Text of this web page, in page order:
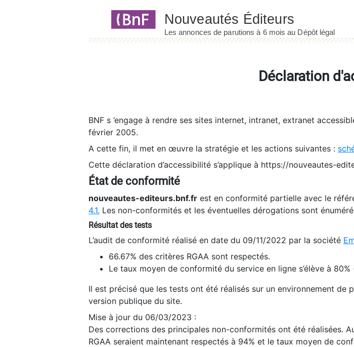
Déclaration
BNF s ’engage à rendre ses sites internet, intranet, extranet
février 2005.
A cette fin, il met en œuvre la stratégie et les actions suivantes :
Cette déclaration d’accessibilité s’applique à https://nouveautes-
État de conformité
nouveautes-editeurs.bnf.fr est en conformité partielle avec le
4.1. Les non-conformités et les éventuelles dérogations sont
Résultat des tests
L’audit de conformité réalisé en date du 09/11/2022 par la société
66.67% des critères RGAA sont respectés.
Le taux moyen de conformité du service en ligne s’élève à
Il est précisé que les tests ont été réalisés sur un environnement
version publique du site.
Mise à jour du 06/03/2023 :
Des corrections des principales non-conformités ont été réalisées.
RGAA seraient maintenant respectés à 94% et le taux moyen de